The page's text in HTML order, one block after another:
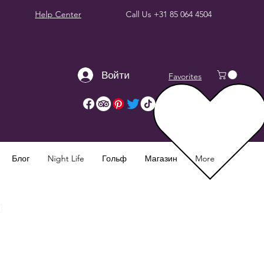
Help Center Call Us +31 85 064 4504
Войти Favorites
Блог Night Life Гольф Магазин More